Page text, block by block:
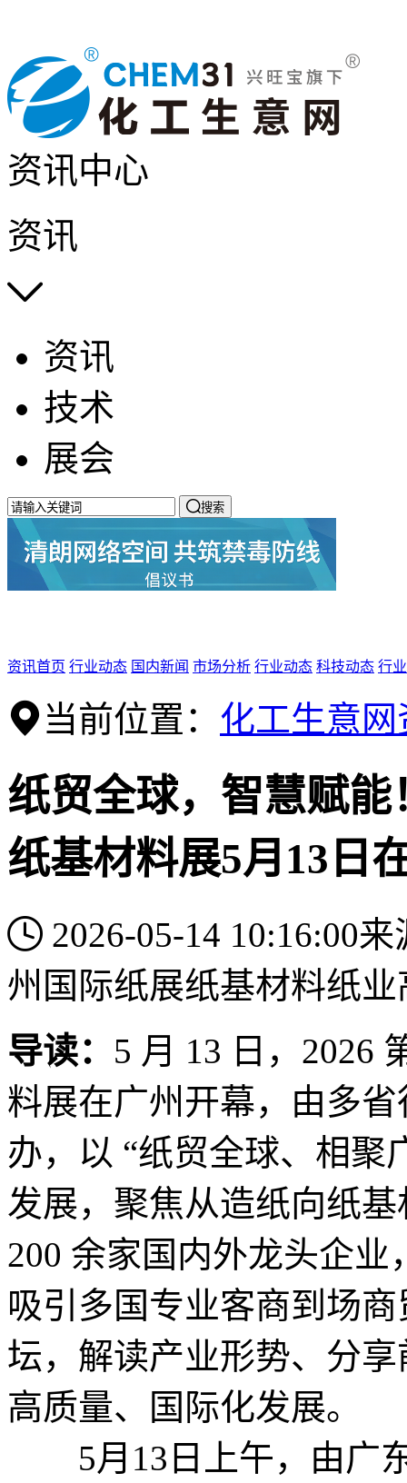
资讯中心
资讯

资讯
技术
展会
搜索
资讯首页 行业动态 国内新闻 市场分析 行业动态 科技动态 行
当前位置： 化工生意网
纸贸全球，智慧赋
纸基材料展5月13日
2026-05-14 10:16:00来
州国际纸展纸基材料纸业
导读： 5 月 13 日，2026
料展在广州开幕，由多
办，以 “纸贸全球、相聚
发展，聚焦从造纸向纸
200 余家国内外龙头企
吸引多国专业客商到场
坛，解读产业形势、分
高质量、国际化发展。
5月13日上午，由广东